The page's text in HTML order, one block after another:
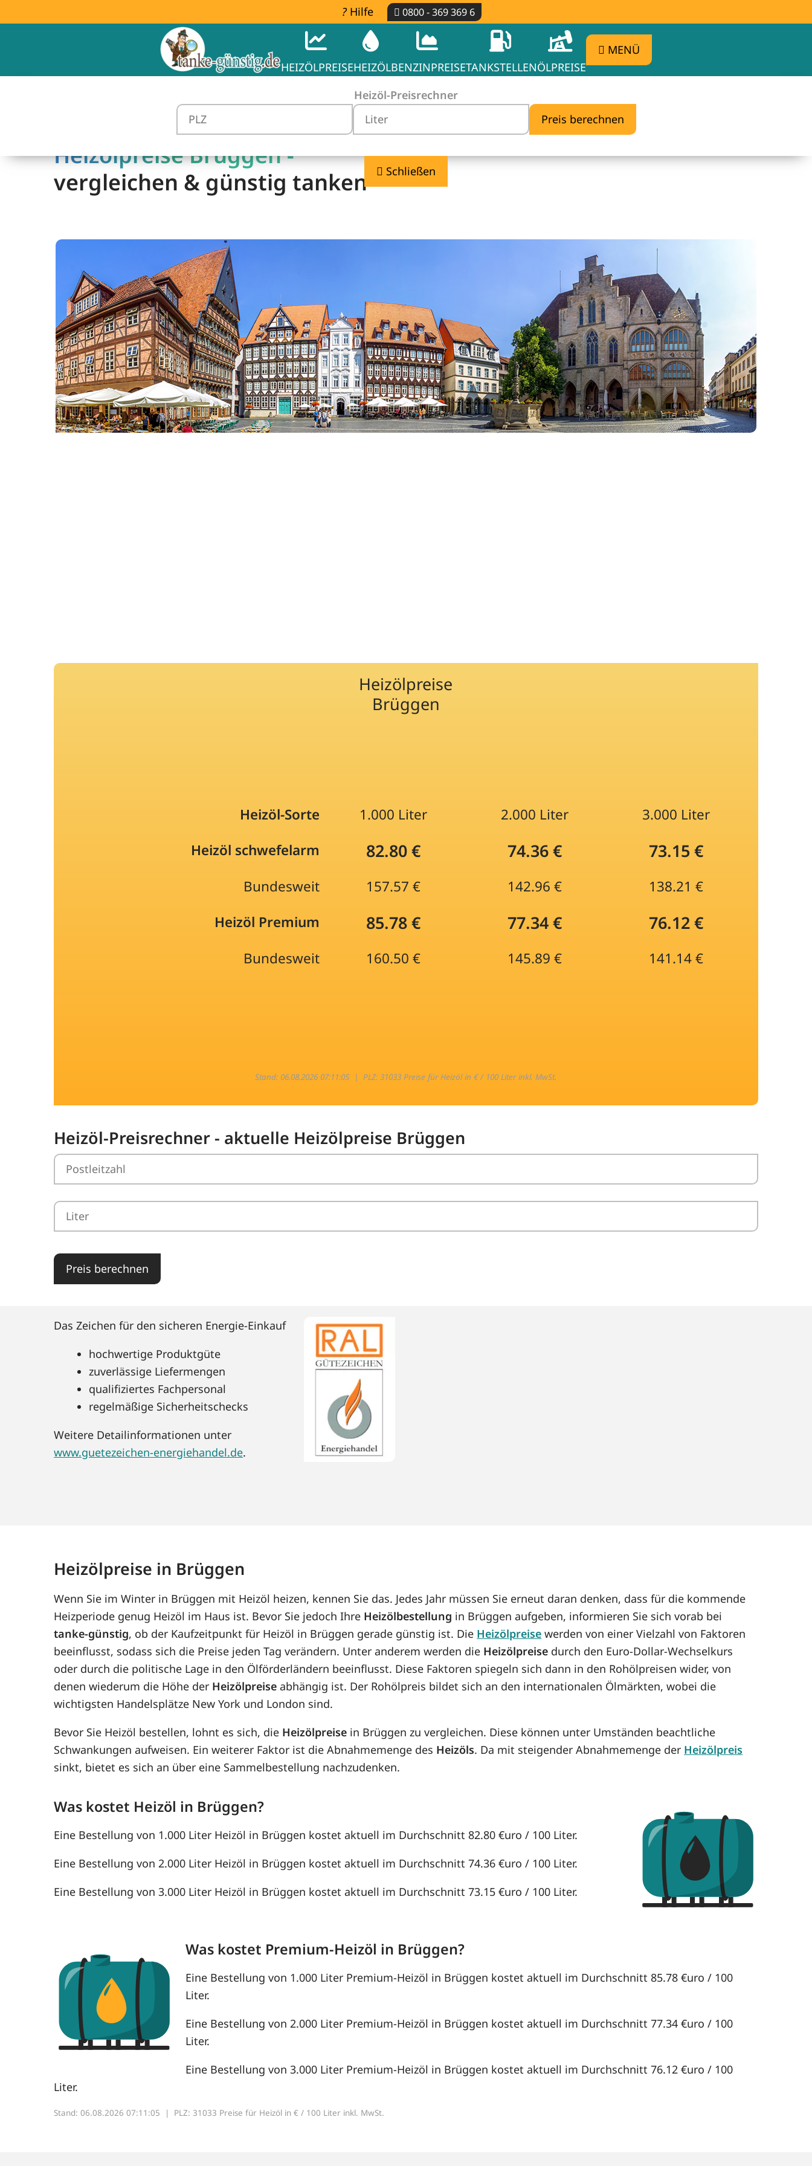
Hilfe 0800 - 369 369 6
HEIZÖLPREISEHEIZÖLBENZINPREISETANKSTELLENÖLPREISE
MENÜ
Heizöl-Preisrechner
Schließen
Heizölpreise Brüggen -
vergleichen & günstig tanken
Heizölpreise
Brüggen
Heizöl-Sorte 1.000 Liter 2.000 Liter
3.000 Liter
Heizöl schwefelarm
82.80 € 74.36 € 73.15 €
Bundesweit 157.57 € 142.96 €
138.21 €
Heizöl Premium
85.78 € 77.34 € 76.12 €
Bundesweit 160.50 € 145.89 € 141.14 €
Stand: 06.08.2026 07:11:05 |PLZ: 31033 Preise für Heizöl in € / 100 Liter inkl. MwSt.
Heizöl-Preisrechner - aktuelle Heizölpreise Brüggen
Preis berechnen
Das Zeichen für den sicheren Energie-Einkauf
hochwertige Produktgüte
zuverlässige Liefermengen
qualifiziertes Fachpersonal
regelmäßige Sicherheitschecks
Weitere Detailinformationen unter
www.guetezeichen-energiehandel.de.
Heizölpreise in Brüggen
Wenn Sie im Winter in Brüggen mit Heizöl heizen, kennen Sie das. Jedes Jahr müssen Sie erneut daran denken, dass für die kommende
Heizperiode genug Heizöl im Haus ist. Bevor Sie jedoch Ihre Heizölbestellung in Brüggen aufgeben, informieren Sie sich vorab bei
tanke-günstig, ob der Kaufzeitpunkt für Heizöl in Brüggen gerade günstig ist. Die Heizölpreise werden von einer Vielzahl von Faktoren
beeinflusst, sodass sich die Preise jeden Tag verändern. Unter anderem werden die Heizölpreise durch den Euro-Dollar-Wechselkurs
oder durch die politische Lage in den Ölförderländern beeinflusst. Diese Faktoren spiegeln sich dann in den Rohölpreisen wider, von
denen wiederum die Höhe der Heizölpreise abhängig ist. Der Rohölpreis bildet sich an den internationalen Ölmärkten, wobei die
wichtigsten Handelsplätze New York und London sind.
Bevor Sie Heizöl bestellen, lohnt es sich, die Heizölpreise in Brüggen zu vergleichen. Diese können unter Umständen beachtliche
Schwankungen aufweisen. Ein weiterer Faktor ist die Abnahmemenge des Heizöls. Da mit steigender Abnahmemenge der Heizölpreis
sinkt, bietet es sich an über eine Sammelbestellung nachzudenken.
Was kostet Heizöl in Brüggen?
Eine Bestellung von 1.000 Liter Heizöl in Brüggen kostet aktuell im Durchschnitt 82.80 €uro / 100 Liter.
Eine Bestellung von 2.000 Liter Heizöl in Brüggen kostet aktuell im Durchschnitt 74.36 €uro / 100 Liter.
Eine Bestellung von 3.000 Liter Heizöl in Brüggen kostet aktuell im Durchschnitt 73.15 €uro / 100 Liter.
Was kostet Premium-Heizöl in Brüggen?
Eine Bestellung von 1.000 Liter Premium-Heizöl in Brüggen kostet aktuell im Durchschnitt 85.78 €uro / 100
Liter.
Eine Bestellung von 2.000 Liter Premium-Heizöl in Brüggen kostet aktuell im Durchschnitt 77.34 €uro / 100
Liter.
Eine Bestellung von 3.000 Liter Premium-Heizöl in Brüggen kostet aktuell im Durchschnitt 76.12 €uro / 100
Liter.
Stand: 06.08.2026 07:11:05 | PLZ: 31033 Preise für Heizöl in € / 100 Liter inkl. MwSt.